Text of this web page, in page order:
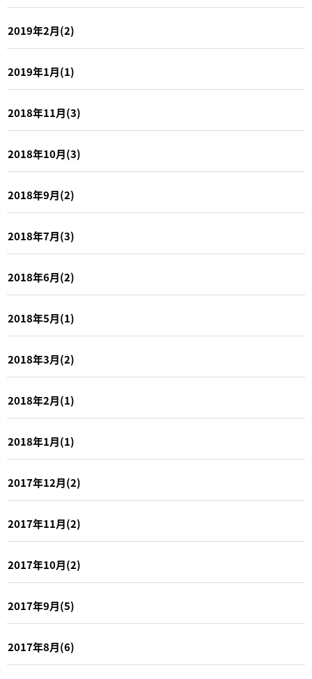
2019年2月(2)
2019年1月(1)
2018年11月(3)
2018年10月(3)
2018年9月(2)
2018年7月(3)
2018年6月(2)
2018年5月(1)
2018年3月(2)
2018年2月(1)
2018年1月(1)
2017年12月(2)
2017年11月(2)
2017年10月(2)
2017年9月(5)
2017年8月(6)